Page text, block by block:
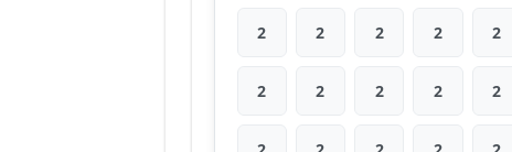
2 2 2 2 2
2 2 2 2 2